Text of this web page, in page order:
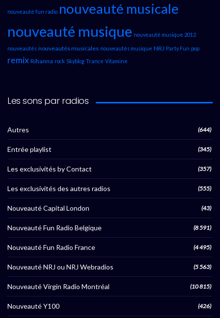
nouveauté fun radio nouveauté musicale
nouveauté musique nouveauté musique 2012
nouveautés nouveautés musicales nouveautés musique NRJ Party Fun pop
remix Rihanna rock Skyblog Trance Vitamine
Les sons par radios
Autres (644)
Entrée playlist (345)
Les exclusivités by Contact (357)
Les exclusivités des autres radios (555)
Nouveauté Capital London (43)
Nouveauté Fun Radio Belgique (8 591)
Nouveauté Fun Radio France (4 495)
Nouveauté NRJ ou NRJ Webradios (5 563)
Nouveauté Virgin Radio Montréal (10 815)
Nouveauté Y100 (426)